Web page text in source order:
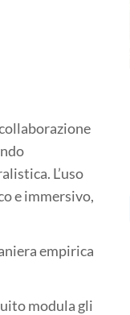
L’uso
e immersivo,
empirica
modula gli